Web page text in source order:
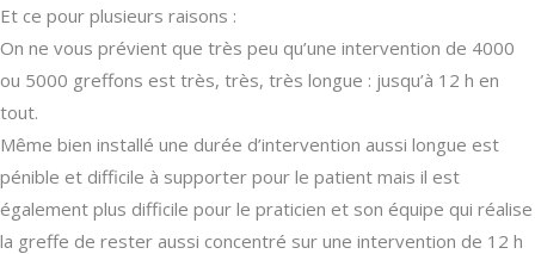
Et ce pour plusieurs raisons :
On ne vous prévient que très peu qu’une intervention de 4000
ou 5000 greffons est très, très, très longue : jusqu’à 12 h en
tout.
Même bien installé une durée d’intervention aussi longue est
pénible et difficile à supporter pour le patient mais il est
également plus difficile pour le praticien et son équipe qui réalise
la greffe de rester aussi concentré sur une intervention de 12 h